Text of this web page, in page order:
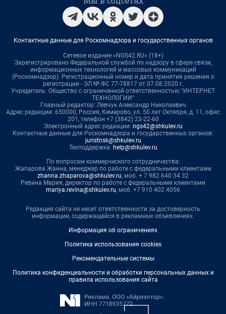
Контактные данные для Роскомнадзора и государственных органов
Сетевое издание «NGS42.RU» (18+)
Зарегистрировано Федеральной службой по надзору в сфере связи,
информационных технологий и массовых коммуникаций
(Роскомнадзор). Регистрационный номер и дата принятия решения о
регистрации - ЭЛ № ФС 77-78817 от 07.08.2020 г.
Учредитель: Общество с ограниченной ответственностью "ИНТЕРНЕТ
ТЕХНОЛОГИИ"
Главный редактор: Левчук Александр Николаевич
Адрес редакции: 650000, Россия, Кемерово, ул. 50 лет Октября, д. 11, офис
201, телефон +7 (3842) 23-22-60
Электронный адрес редакции: ngs42@shkulev.ru
Контактные данные для Роскомнадзора и государственных органов:
juristnsk@shkulev.ru
Техподдержка: help@shkulev.ru
По вопросам коммерческого сотрудничества:
Жапарова Жанна, менеджер по работе с федеральными клиентами
zhanna.zhaparova@shkulev.ru, моб. + 7 982 640 34 32
Ревина Мария, директор по работе с федеральными клиентами
mariya.revina@shkulev.ru, моб. +7 910 402 4056
Редакция сайта не несет ответственности за достоверность
информации, содержащейся в рекламных объявлениях.
Информация об ограничениях
Политика использования cookies
Рекомендательные системы
Политика конфиденциальности и обработки персональных данных и
правила использования сайта